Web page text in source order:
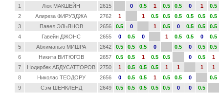
1
Люк МАКШЕЙН 2615 0 0.5 1 0.5 0.5 0 1
0.5
2
Алиреза ФИРУЗДЖА 2762 1 1 0.5 0.5 0.5 0.5 0.5
0.5
3
Павел ЭЛЬЯНОВ 2656 0.5 0 1 0.5 0 0.5 0.5
0.5
4
Гавейн ДЖОНС 2655 0 0.5 0 1 0.5 0.5 0
0.5
5
Абхиманью МИШРА 2642 0.5 0.5 0.5 0 0.5 0 0.5
0.5
6
Никита ВИТЮГОВ 2657 0.5 0.5 1 0.5 0.5 0 0.5
1
7
Нодирбек АБДУСАТТОРОВ 2750 1 0.5 0.5 0.5 1 1 1
1
8
Николас ТЕОДОРУ 2656 0 0.5 0.5 1 0.5 0.5 0
0.5
9
Сэм ШЕНКЛЕНД 2649 0.5 0.5 0.5 0.5 0.5 0 0
0.5